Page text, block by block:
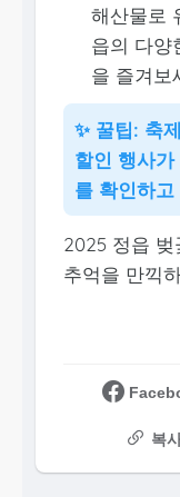
해산물로
읍의 다양
을 즐겨보
✨ 꿀팁: 축
할인 행사
를 확인하고
2025 정읍 벚
추억을 만끽
복